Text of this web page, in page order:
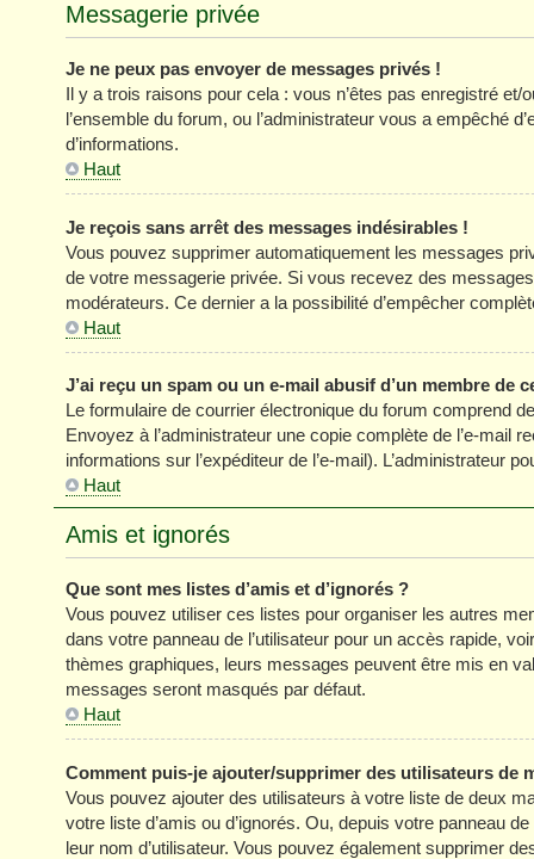
Messagerie privée
Je ne peux pas envoyer de messages privés !
Il y a trois raisons pour cela : vous n’êtes pas enregistré
l’ensemble du forum, ou l’administrateur vous a empêché
d’informations.
Haut
Je reçois sans arrêt des messages indésirables !
Vous pouvez supprimer automatiquement les messages
de votre messagerie privée. Si vous recevez des
modérateurs. Ce dernier a la possibilité d’empêcher
Haut
J’ai reçu un spam ou un e-mail abusif d’un membre de
Le formulaire de courrier électronique du forum comprend
Envoyez à l’administrateur une copie complète de l’e-mail
informations sur l’expéditeur de l’e-mail). L’administrateur
Haut
Amis et ignorés
Que sont mes listes d’amis et d’ignorés ?
Vous pouvez utiliser ces listes pour organiser les autres
dans votre panneau de l’utilisateur pour un accès rapide,
thèmes graphiques, leurs messages peuvent être mis en
messages seront masqués par défaut.
Haut
Comment puis-je ajouter/supprimer des utilisateurs de
Vous pouvez ajouter des utilisateurs à votre liste de deux
votre liste d’amis ou d’ignorés. Ou, depuis votre panneau
leur nom d’utilisateur. Vous pouvez également supprimer